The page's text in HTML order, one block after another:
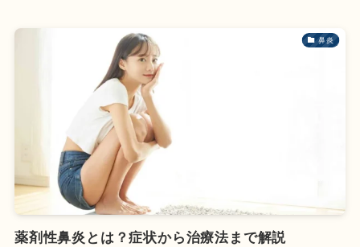
鼻炎
薬剤性鼻炎とは？症状から治療法まで解説